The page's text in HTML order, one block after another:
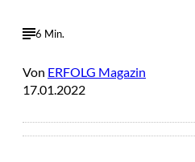
6 Min.
Von ERFOLG Magazin
17.01.2022